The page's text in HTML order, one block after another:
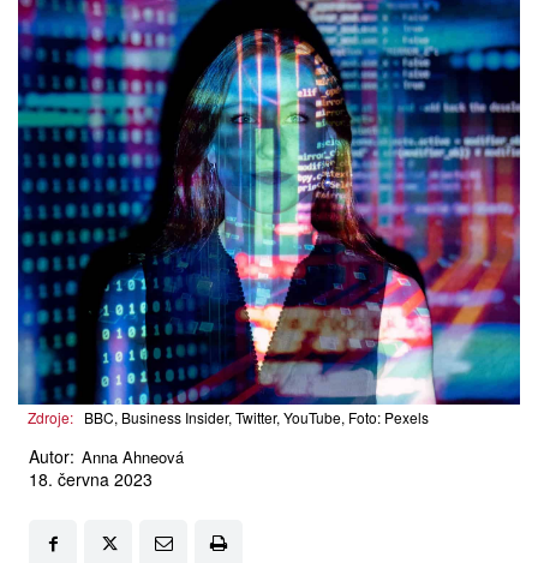
Zdroje: BBC, Business Insider, Twitter, YouTube, Foto: Pexels
Autor: Anna Ahneová
18. června 2023